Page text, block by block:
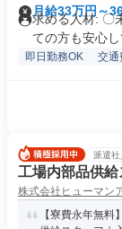
月給33万円～
求める人材: 〇
ての方も安心し
即日勤務OK 交通
派遣社
工場内部品供給
株式会社ヒューマン
【寮費永年無